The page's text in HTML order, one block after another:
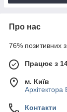
Про нас
76% позитивних з
Працює з
м. Київ
Архітектора
Контакти